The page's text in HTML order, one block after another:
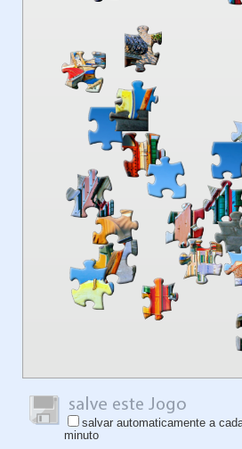
salvar automaticamente a
minuto